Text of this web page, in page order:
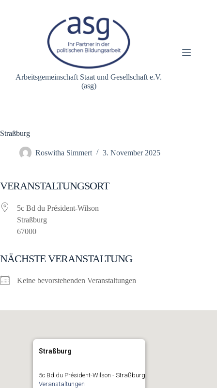
Arbeitsgemeinschaft Staat und Gesellschaft e.V.
(asg)
Straßburg
Roswitha Simmert 3. November 2025
VERANSTALTUNGSORT
5c Bd du Président-Wilson
Straßburg
67000
NÄCHSTE VERANSTALTUNG
Keine bevorstehenden Veranstaltungen
Straßburg
5c Bd du Président-Wilson - Straßburg
Veranstaltungen